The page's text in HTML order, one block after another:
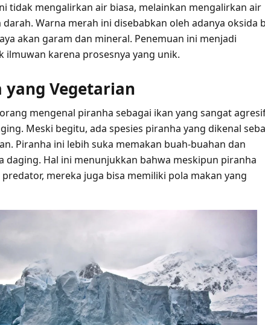
tidak mengalirkan air biasa, melainkan mengalirkan air
Warna merah ini disebabkan oleh adanya oksida
akan garam dan mineral. Penemuan ini menjadi
ilmuwan karena prosesnya yang unik.
yang Vegetarian
mengenal piranha sebagai ikan yang sangat
Meski begitu, ada spesies piranha yang dikenal
Piranha ini lebih suka memakan buah-buahan dan
daging. Hal ini menunjukkan bahwa meskipun piranha
mereka juga bisa memiliki pola makan yang